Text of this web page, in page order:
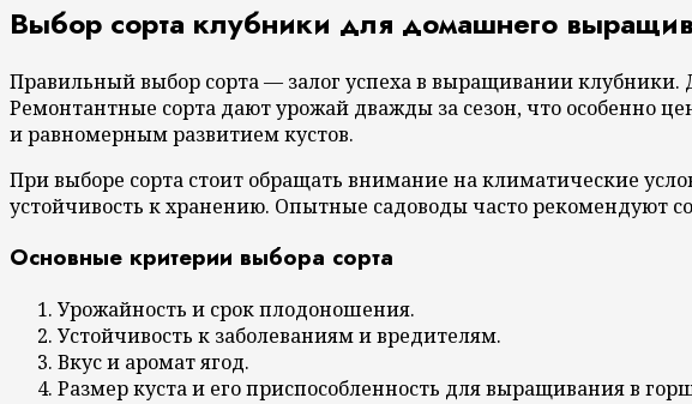
Выбор сорта клубники для домашнего
Правильный выбор сорта — залог успеха в выращивании
Ремонтантные сорта дают урожай дважды за сезон, что особенно
и равномерным развитием кустов.
При выборе сорта стоит обращать внимание на климатические
устойчивость к хранению. Опытные садоводы часто рекомендуют
Основные критерии выбора сорта
Урожайность и срок плодоношения.
Устойчивость к заболеваниям и вредителям.
Вкус и аромат ягод.
Размер куста и его приспособленность для выращивания в